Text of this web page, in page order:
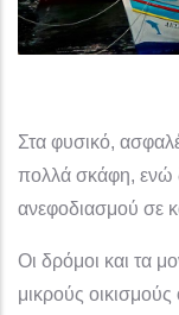
Στα φυσικό,
πολλά σκάφη, ενώ
ανεφοδιασμού σε
Οι δρόμοι και τα
μικρούς